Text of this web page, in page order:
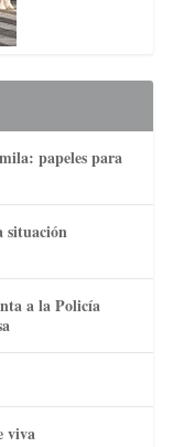
papeles para
situación
a la Policía
viva